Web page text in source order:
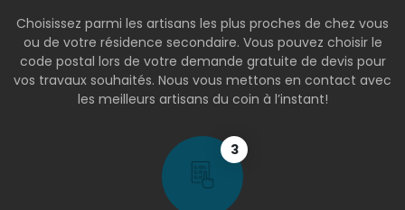
Choisissez parmi les artisans les plus proches de chez vous
ou de votre résidence secondaire. Vous pouvez choisir le
code postal lors de votre demande gratuite de devis pour
vos travaux souhaités. Nous vous mettons en contact avec
les meilleurs artisans du coin à l’instant!
3